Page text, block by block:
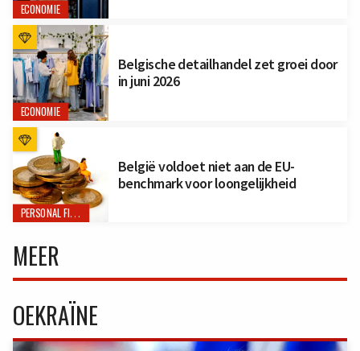
ECONOMIE
ECONOMIE
Belgische detailhandel zet groei door
in juni 2026
PERSONAL FINANCE
België voldoet niet aan de EU-
benchmark voor loongelijkheid
MEER
OEKRAÏNE